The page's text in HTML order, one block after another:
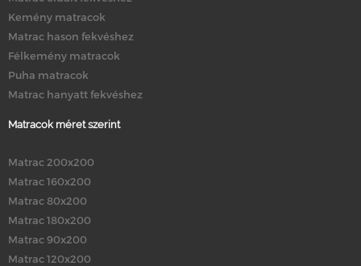
Kemény matracok
Matrac hason fekvéshez
Félkemény matracok
Puha matracok
Matrac hanyatt fekvéshez
Matracok méret szerint
Matrac 200x200
Matrac 160x200
Matrac 80x200
Matrac 180x200
Matrac 90x200
Matrac 120x200